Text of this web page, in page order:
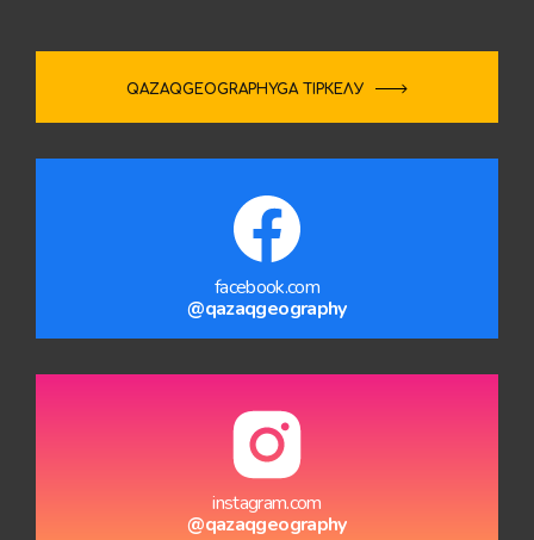
QAZAQGEOGRAPHYGA ТІРКЕЛУ
facebook.com
@qazaqgeography
instagram.com
@qazaqgeography